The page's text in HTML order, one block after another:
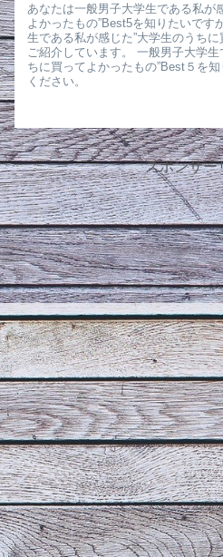
あなたは一般男子大学生である私が
よかったもの”Best5を知りたいです
生である私が感じた”大学生のうち
ご紹介しています。 一般男子大学
ちに買ってよかったもの”Best５を
ください。
スポンサー